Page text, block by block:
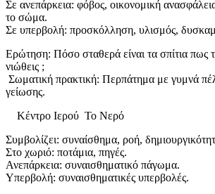
Σε ανεπάρκεια: φόβος, οικονομική
το σώμα.
Σε υπερβολή: προσκόλληση, υλισμός,
Ερώτηση: Πόσο σταθερά είναι τα σπίτια πως
νιώθεις ;
Σωματική πρακτική: Περπάτημα με γυμνά
γείωσης.
Κέντρο Ιερού Το Νερό
Συμβολίζει: συναίσθημα, ροή,
Στο χωριό: ποτάμια, πηγές.
Ανεπάρκεια: συναισθηματικό πάγωμα.
Υπερβολή: συναισθηματικές υπερβολές.